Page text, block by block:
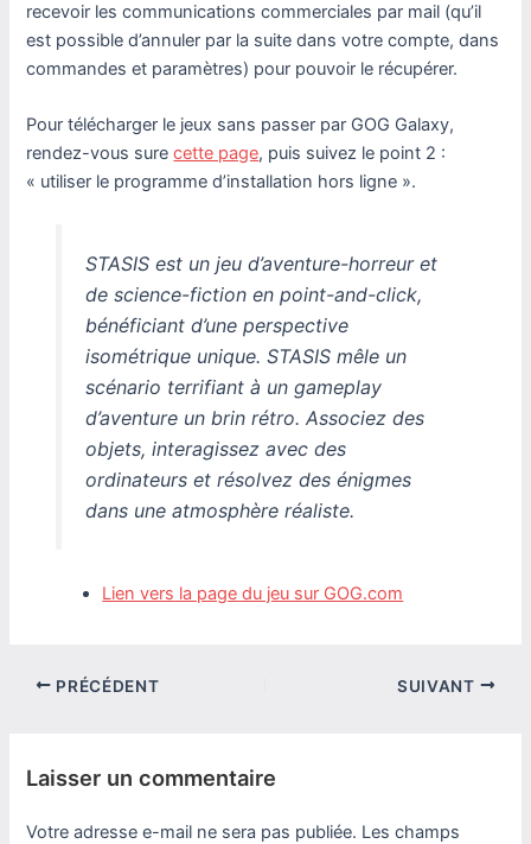
recevoir les communications commerciales par mail (qu’il
est possible d’annuler par la suite dans votre compte, dans
commandes et paramètres) pour pouvoir le récupérer.
Pour télécharger le jeux sans passer par GOG Galaxy,
rendez-vous surecette page, puis suivez le point 2 :
« utiliser le programme d’installation hors ligne ».
STASIS est un jeu d’aventure-horreur et
de science-fiction en point-and-click,
bénéficiant d’une perspective
isométrique unique. STASIS mêle un
scénario terrifiant à un gameplay
d’aventure un brin rétro. Associez des
objets, interagissez avec des
ordinateurs et résolvez des énigmes
dans une atmosphère réaliste.
Lien vers la page du jeu sur GOG.com
PRÉCÉDENT SUIVANT
Laisser un commentaire
Votre adresse e-mail ne sera pas publiée. Les champs